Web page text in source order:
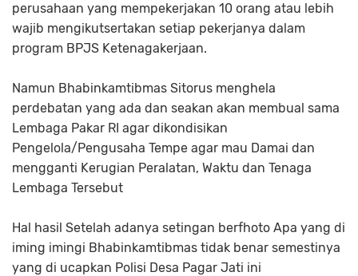
perusahaan yang mempekerjakan 10 orang atau lebih
wajib mengikutsertakan setiap pekerjanya dalam
program BPJS Ketenagakerjaan.
Namun Bhabinkamtibmas Sitorus menghela
perdebatan yang ada dan seakan akan membual sama
Lembaga Pakar RI agar dikondisikan
Pengelola/Pengusaha Tempe agar mau Damai dan
mengganti Kerugian Peralatan, Waktu dan Tenaga
Lembaga Tersebut
Hal hasil Setelah adanya setingan berfhoto Apa yang di
iming imingi Bhabinkamtibmas tidak benar semestinya
yang di ucapkan Polisi Desa Pagar Jati ini